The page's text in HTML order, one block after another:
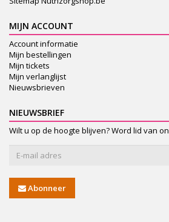
MIJN ACCOUNT
Account informatie
Mijn bestellingen
Mijn tickets
Mijn verlanglijst
Nieuwsbrieven
NIEUWSBRIEF
Wilt u op de hoogte blijven? Word lid van
Abonneer